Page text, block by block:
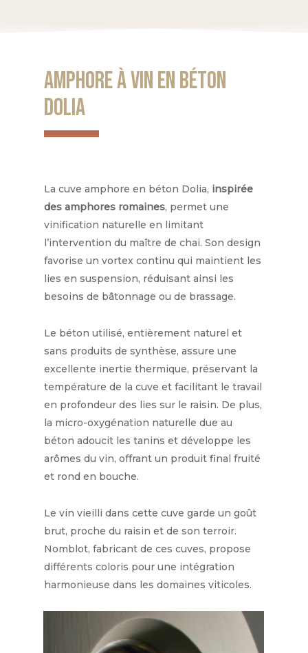
Amphore à vin en béton
Dolia
La cuve amphore en béton Dolia, inspirée
des amphores romaines, permet une
vinification naturelle en limitant
l’intervention du maître de chai. Son design
favorise un vortex continu qui maintient les
lies en suspension, réduisant ainsi les
besoins de bâtonnage ou de brassage.
Le béton utilisé, entièrement naturel et
sans produits de synthèse, assure une
excellente inertie thermique, préservant la
température de la cuve et facilitant le travail
en profondeur des lies sur le raisin. De plus,
la micro-oxygénation naturelle due au
béton adoucit les tanins et développe les
arômes du vin, offrant un produit final fruité
et rond en bouche.
Le vin vieilli dans cette cuve garde un goût
brut, proche du raisin et de son terroir.
Nomblot, fabricant de ces cuves, propose
différents coloris pour une intégration
harmonieuse dans les domaines viticoles.